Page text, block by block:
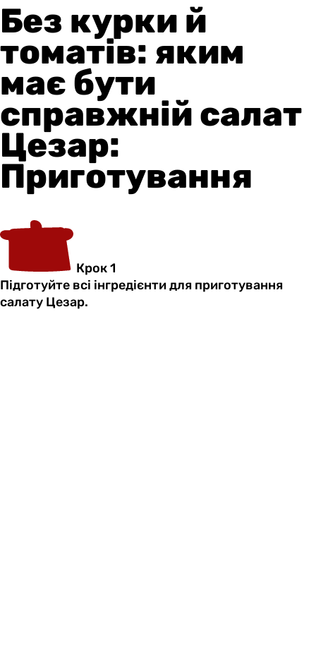
Без курки й
томатів: яким
має бути
справжній салат
Цезар:
Приготування
Крок 1
Підготуйте всі інгредієнти для приготування
салату Цезар.